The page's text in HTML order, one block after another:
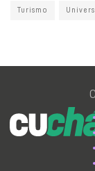
Turismo